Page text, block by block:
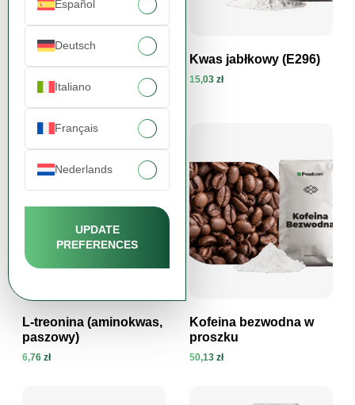
Español
Deutsch
Italiano
Français
Nederlands
UPDATE
PREFERENCES
34,45 zł
Kwas jabłkowy (E296)
15,03 zł
L-treonina (aminokwas,
paszowy)
6,76 zł Zobacz produkt
Kofeina bezwodna w
proszku
50,13 zł